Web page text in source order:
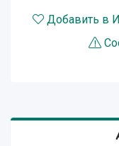
Добавить в